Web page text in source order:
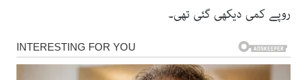
روپے کمی دیکھی گئی تھی۔